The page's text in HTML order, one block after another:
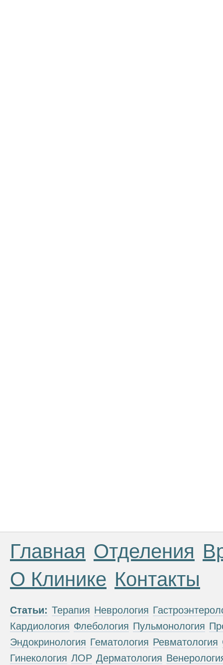
Главная Отделения
О Клинике Контакты
Статьи: Терапия Неврология
Кардиология Флебология Пульмонология
Эндокринология Гематология Ревматология
Гинекология ЛОР Дерматология